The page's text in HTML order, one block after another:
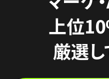
上位
厳選